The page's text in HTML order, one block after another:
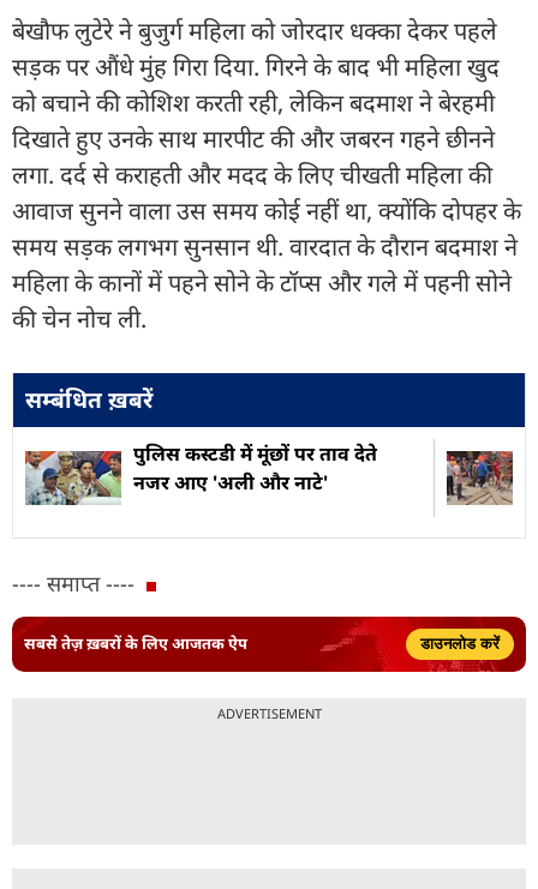
बेखौफ लुटेरे ने बुजुर्ग महिला को जोरदार धक्का देकर पहले
सड़क पर औंधे मुंह गिरा दिया. गिरने के बाद भी महिला खुद
को बचाने की कोशिश करती रही, लेकिन बदमाश ने बेरहमी
दिखाते हुए उनके साथ मारपीट की और जबरन गहने छीनने
लगा. दर्द से कराहती और मदद के लिए चीखती महिला की
आवाज सुनने वाला उस समय कोई नहीं था, क्योंकि दोपहर के
समय सड़क लगभग सुनसान थी. वारदात के दौरान बदमाश ने
महिला के कानों में पहने सोने के टॉप्स और गले में पहनी सोने
की चेन नोच ली.
सम्बंधित ख़बरें
पुलिस कस्टडी में मूंछों पर ताव देते
नजर आए 'अली और नाटे'
---- समाप्त ----
सबसे तेज़ ख़बरों के लिए आजतक ऐप डाउनलोड करें
ADVERTISEMENT